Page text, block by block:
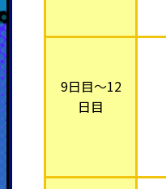
9日目～12
日目